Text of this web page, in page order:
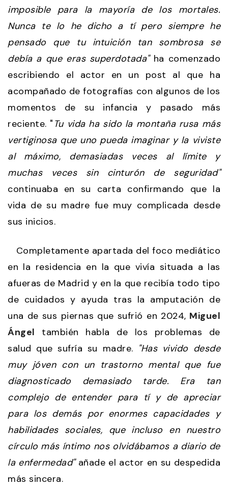
imposible para la mayoría de los mortales.
Nunca te lo he dicho a tí pero siempre he
pensado que tu intuición tan sombrosa se
debía a que eras superdotada"ha comenzado
escribiendo el actor en un post al que ha
acompañado de fotografías con algunos de los
momentos de su infancia y pasado más
reciente. " Tu vida ha sido la montaña rusa más
vertiginosa que uno pueda imaginar y la viviste
al máximo, demasiadas veces al límite y
muchas veces sin cinturón de seguridad"
continuaba en su carta confirmando que la
vida de su madre fue muy complicada desde
sus inicios.
Completamente apartada del foco mediático
en la residencia en la que vivía situada a las
afueras de Madrid y en la que recibía todo tipo
de cuidados y ayuda tras la amputación de
una de sus piernas que sufrió en 2024, Miguel
Ángel también habla de los problemas de
salud que sufría su madre. "Has vivido desde
muy jóven con un trastorno mental que fue
diagnosticado demasiado tarde. Era tan
complejo de entender para tí y de apreciar
para los demás por enormes capacidades y
habilidades sociales, que incluso en nuestro
círculo más íntimo nos olvidábamos a diario de
la enfermedad"añade el actor en su despedida
más sincera.